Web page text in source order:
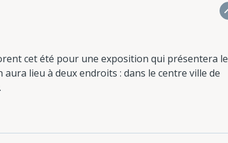
cet été pour une exposition qui présentera le
lieu à deux endroits : dans le centre ville de